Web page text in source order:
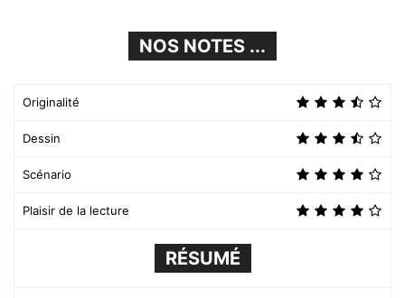
NOS NOTES ...
Originalité
Dessin
Scénario
Plaisir de la lecture
RÉSUMÉ